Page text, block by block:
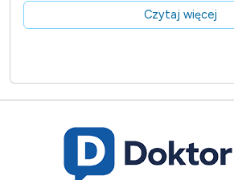
Czytaj więcej